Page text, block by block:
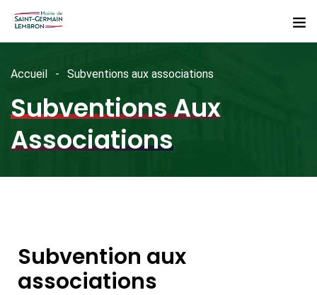
Accueil Subventions aux associations
Subventions Aux
Associations
Subvention aux
associations